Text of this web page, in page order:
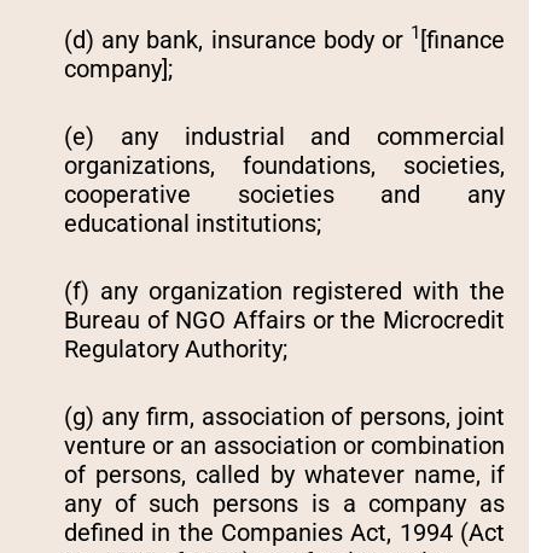
(d) any bank, insurance body or 1 [finance
company];
(e) any industrial and commercial
organizations, foundations, societies,
cooperative societies and any
educational institutions;
(f) any organization registered with the
Bureau of NGO Affairs or the Microcredit
Regulatory Authority;
(g) any firm, association of persons, joint
venture or an association or combination
of persons, called by whatever name, if
any of such persons is a company as
defined in the Companies Act, 1994 (Act